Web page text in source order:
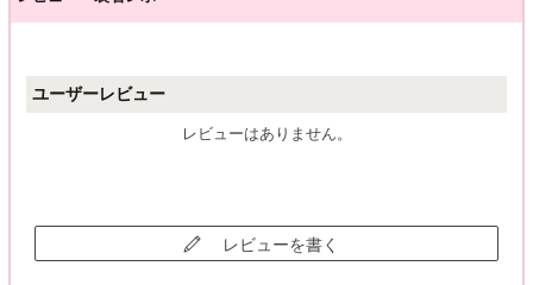
ユーザーレビュー
レビューはありません。
レビューを書く